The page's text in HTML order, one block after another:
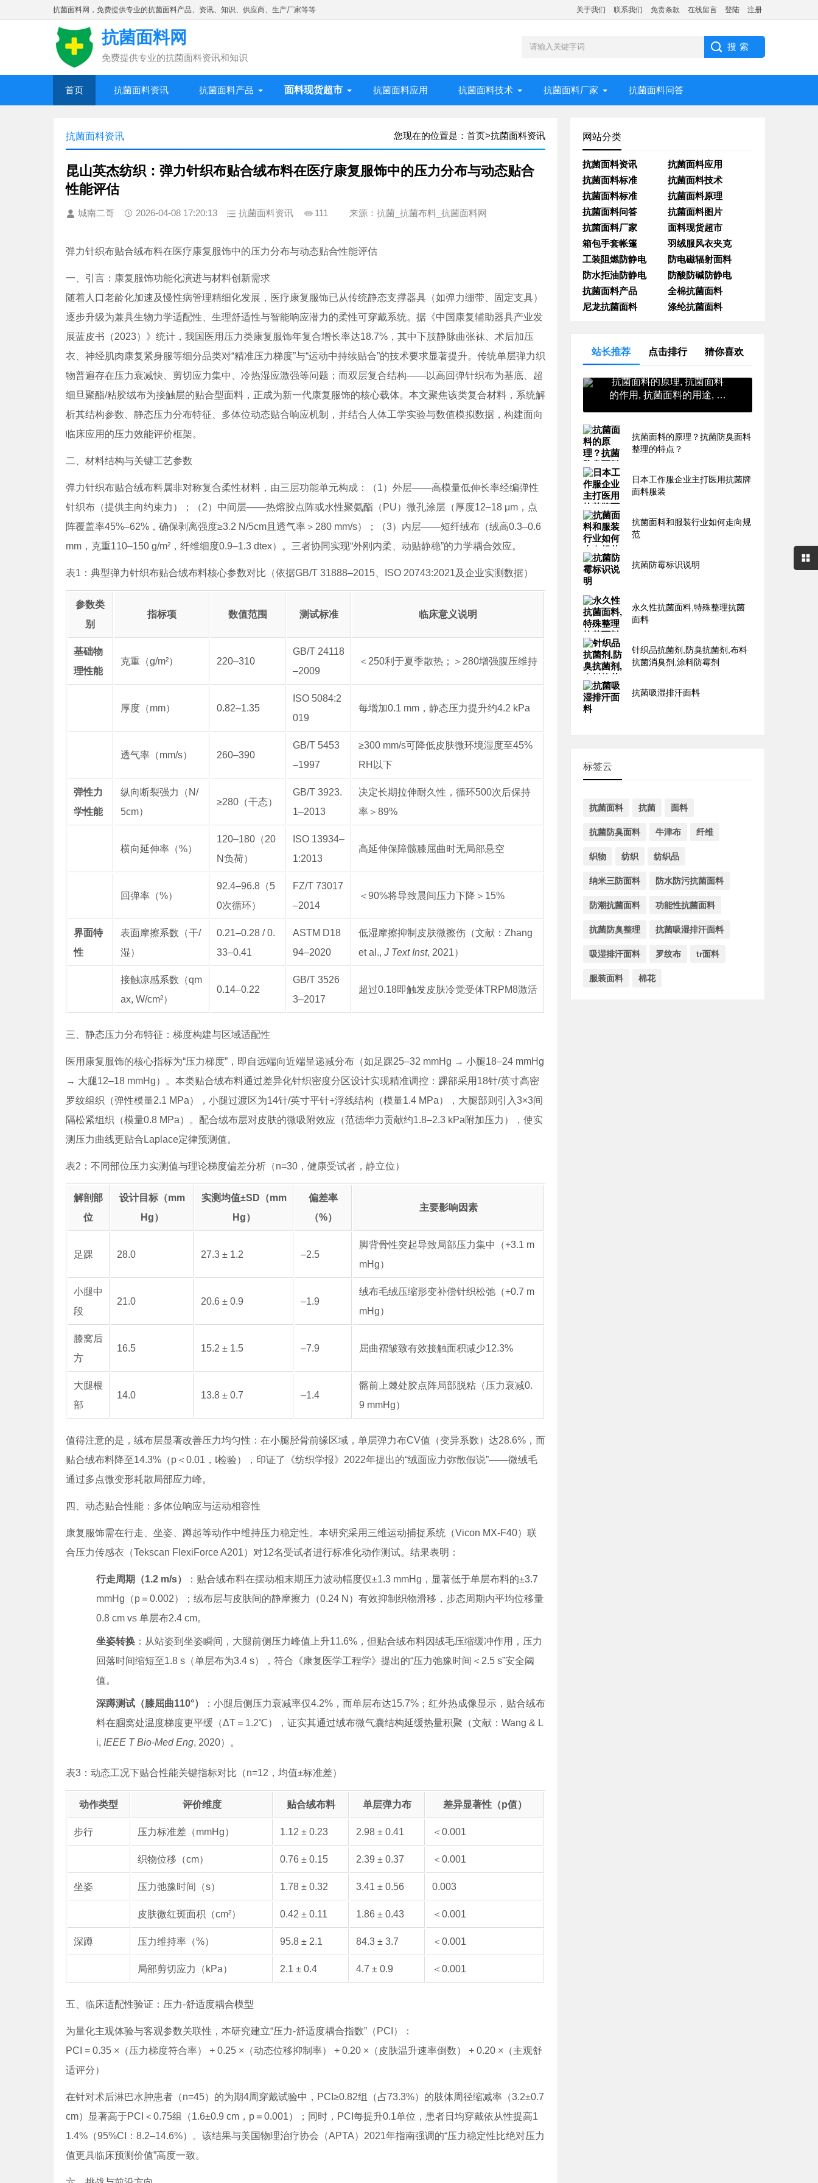
抗菌面料网，免费提供专业的抗菌面料产品、资讯、知识、供应商、生产厂家等等 关于我们 联系我们 免责条款 在线留言 登陆 注册
抗菌面料网
免费提供专业的抗菌面料资讯和知识
首页 抗菌面料资讯 抗菌面料产品 面料现货超市 抗菌面料应用 抗菌面料技术 抗菌面料厂家 抗菌面料问答
您现在的位置是： 首页>抗菌面料资讯
抗菌面料资讯
昆山英杰纺织：弹力针织布贴合绒布料在医疗康复服饰中的压力分布与动态贴合
性能评估
城南二哥 2026-04-08 17:20:13 抗菌面料资讯 111 来源：抗菌_抗菌布料_抗菌面料网
弹力针织布贴合绒布料在医疗康复服饰中的压力分布与动态贴合性能评估
一、引言：康复服饰功能化演进与材料创新需求
随着人口老龄化加速及慢性病管理精细化发展，医疗康复服饰已从传统静态支撑器具（如弹力绷带、固定支具）
逐步升级为兼具生物力学适配性、生理舒适性与智能响应潜力的柔性可穿戴系统。据《中国康复辅助器具产业发
展蓝皮书（2023）》统计，我国医用压力类康复服饰年复合增长率达18.7%，其中下肢静脉曲张袜、术后加压
衣、神经肌肉康复紧身服等细分品类对“精准压力梯度”与“运动中持续贴合”的技术要求显著提升。传统单层弹力织
物普遍存在压力衰减快、剪切应力集中、冷热湿应激强等问题；而双层复合结构——以高回弹针织布为基底、超
细旦聚酯/粘胶绒布为接触层的贴合型面料，正成为新一代康复服饰的核心载体。本文聚焦该类复合材料，系统解
析其结构参数、静态压力分布特征、多体位动态贴合响应机制，并结合人体工学实验与数值模拟数据，构建面向
临床应用的压力效能评价框架。
二、材料结构与关键工艺参数
弹力针织布贴合绒布料属非对称复合柔性材料，由三层功能单元构成：（1）外层——高模量低伸长率经编弹性
针织布（提供主向约束力）；（2）中间层——热熔胶点阵或水性聚氨酯（PU）微孔涂层（厚度12–18 μm，点
阵覆盖率45%–62%，确保剥离强度≥3.2 N/5cm且透气率＞280 mm/s）；（3）内层——短纤绒布（绒高0.3–0.6
mm，克重110–150 g/m²，纤维细度0.9–1.3 dtex）。三者协同实现“外刚内柔、动贴静稳”的力学耦合效应。
表1：典型弹力针织布贴合绒布料核心参数对比（依据GB/T 31888–2015、ISO 20743:2021及企业实测数据）
参数类
别
指标项 数值范围 测试标准 临床意义说明
基础物
理性能
克重（g/m²） 220–310
GB/T 24118
–2009
＜250利于夏季散热；＞280增强腹压维持
厚度（mm） 0.82–1.35
ISO 5084:2
019
每增加0.1 mm，静态压力提升约4.2 kPa
透气率（mm/s） 260–390
GB/T 5453
–1997
≥300 mm/s可降低皮肤微环境湿度至45%
RH以下
弹性力
学性能
纵向断裂强力（N/
5cm）
≥280（干态）
GB/T 3923.
1–2013
决定长期拉伸耐久性，循环500次后保持
率＞89%
横向延伸率（%）
120–180（20
N负荷）
ISO 13934–
1:2013
高延伸保障髋膝屈曲时无局部悬空
回弹率（%）
92.4–96.8（5
0次循环）
FZ/T 73017
–2014
＜90%将导致晨间压力下降＞15%
界面特
性
表面摩擦系数（干/
湿）
0.21–0.28 / 0.
33–0.41
ASTM D18
94–2020
低湿摩擦抑制皮肤微擦伤（文献：Zhang
et al., J Text Inst, 2021）
接触凉感系数（qm
ax, W/cm²）
0.14–0.22
GB/T 3526
3–2017
超过0.18即触发皮肤冷觉受体TRPM8激活
三、静态压力分布特征：梯度构建与区域适配性
医用康复服饰的核心指标为“压力梯度”，即自远端向近端呈递减分布（如足踝25–32 mmHg → 小腿18–24 mmHg
→ 大腿12–18 mmHg）。本类贴合绒布料通过差异化针织密度分区设计实现精准调控：踝部采用18针/英寸高密
罗纹组织（弹性模量2.1 MPa），小腿过渡区为14针/英寸平针+浮线结构（模量1.4 MPa），大腿部则引入3×3间
隔松紧组织（模量0.8 MPa）。配合绒布层对皮肤的微吸附效应（范德华力贡献约1.8–2.3 kPa附加压力），使实
测压力曲线更贴合Laplace定律预测值。
表2：不同部位压力实测值与理论梯度偏差分析（n=30，健康受试者，静立位）
解剖部
位
设计目标（mm
Hg）
实测均值±SD（mm
Hg）
偏差率
（%）
主要影响因素
足踝 28.0 27.3 ± 1.2 –2.5
脚背骨性突起导致局部压力集中（+3.1 m
mHg）
小腿中
段
21.0 20.6 ± 0.9 –1.9
绒布毛绒压缩形变补偿针织松弛（+0.7 m
mHg）
膝窝后
方
16.5 15.2 ± 1.5 –7.9 屈曲褶皱致有效接触面积减少12.3%
大腿根
部
14.0 13.8 ± 0.7 –1.4
髂前上棘处胶点阵局部脱粘（压力衰减0.
9 mmHg）
值得注意的是，绒布层显著改善压力均匀性：在小腿胫骨前缘区域，单层弹力布CV值（变异系数）达28.6%，而
贴合绒布料降至14.3%（p＜0.01，t检验），印证了《纺织学报》2022年提出的“绒面应力弥散假说”——微绒毛
通过多点微变形耗散局部应力峰。
四、动态贴合性能：多体位响应与运动相容性
康复服饰需在行走、坐姿、蹲起等动作中维持压力稳定性。本研究采用三维运动捕捉系统（Vicon MX-F40）联
合压力传感衣（Tekscan FlexiForce A201）对12名受试者进行标准化动作测试。结果表明：
行走周期（1.2 m/s）
：贴合绒布料在摆动相末期压力波动幅度仅±1.3 mmHg，显著低于单层布料的±3.7
mmHg（p＝0.002）；绒布层与皮肤间的静摩擦力（0.24 N）有效抑制织物滑移，步态周期内平均位移量
0.8 cm vs 单层布2.4 cm。
坐姿转换 ：从站姿到坐姿瞬间，大腿前侧压力峰值上升11.6%，但贴合绒布料因绒毛压缩缓冲作用，压力
回落时间缩短至1.8 s（单层布为3.4 s），符合《康复医学工程学》提出的“压力弛豫时间＜2.5 s”安全阈
值。
深蹲测试（膝屈曲110°）
：小腿后侧压力衰减率仅4.2%，而单层布达15.7%；红外热成像显示，贴合绒布
料在腘窝处温度梯度更平缓（ΔT＝1.2℃），证实其通过绒布微气囊结构延缓热量积聚（文献：Wang & L
i, IEEE T Bio-Med Eng, 2020）。
表3：动态工况下贴合性能关键指标对比（n=12，均值±标准差）
动作类型 评价维度 贴合绒布料 单层弹力布 差异显著性（p值）
步行 压力标准差（mmHg） 1.12 ± 0.23 2.98 ± 0.41 ＜0.001
织物位移（cm） 0.76 ± 0.15 2.39 ± 0.37 ＜0.001
坐姿 压力弛豫时间（s） 1.78 ± 0.32 3.41 ± 0.56 0.003
皮肤微红斑面积（cm²） 0.42 ± 0.11 1.86 ± 0.43 ＜0.001
深蹲 压力维持率（%） 95.8 ± 2.1 84.3 ± 3.7 ＜0.001
局部剪切应力（kPa） 2.1 ± 0.4 4.7 ± 0.9 ＜0.001
五、临床适配性验证：压力-舒适度耦合模型
为量化主观体验与客观参数关联性，本研究建立“压力-舒适度耦合指数”（PCI）：
PCI = 0.35 ×（压力梯度符合率） + 0.25 ×（动态位移抑制率） + 0.20 ×（皮肤温升速率倒数） + 0.20 ×（主观舒
适评分）
在针对术后淋巴水肿患者（n=45）的为期4周穿戴试验中，PCI≥0.82组（占73.3%）的肢体周径缩减率（3.2±0.7
cm）显著高于PCI＜0.75组（1.6±0.9 cm，p＝0.001）；同时，PCI每提升0.1单位，患者日均穿戴依从性提高1
1.4%（95%CI：8.2–14.6%）。该结果与美国物理治疗协会（APTA）2021年指南强调的“压力稳定性比绝对压力
值更具临床预测价值”高度一致。
网站分类
抗菌面料资讯
抗菌面料应用
抗菌面料标准
抗菌面料技术
抗菌面料标准
抗菌面料原理
抗菌面料问答
抗菌面料图片
抗菌面料厂家
面料现货超市
箱包手套帐篷
羽绒服风衣夹克
工装阻燃防静电
防电磁辐射面料
防水拒油防静电
防酸防碱防静电
抗菌面料产品
全棉抗菌面料
尼龙抗菌面料
涤纶抗菌面料
站长推荐 点击排行 猜你喜欢
抗菌面料的原理, 抗菌面料
的作用, 抗菌面料的用途, 抗
抗菌面料的原理？抗菌防臭面料
整理的特点？
日本工作服企业主打医用抗菌牌
面料服装
抗菌面料和服装行业如何走向规
范
抗菌防霉标识说明
永久性抗菌面料,特殊整理抗菌
面料
针织品抗菌剂,防臭抗菌剂,布料
抗菌消臭剂,涂料防霉剂
抗菌吸湿排汗面料
标签云
抗菌面料 抗菌 面料
抗菌防臭面料 牛津布 纤维
织物 纺织 纺织品
纳米三防面料 防水防污抗菌面料
防潮抗菌面料 功能性抗菌面料
抗菌防臭整理 抗菌吸湿排汗面料
吸湿排汗面料 罗纹布 tr面料
服装面料 棉花